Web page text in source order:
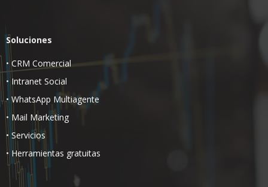
Soluciones
•CRM Comercial
• Intranet Social
• WhatsApp Multiagente
• Mail Marketing
• Servicios
• Herramientas gratuitas